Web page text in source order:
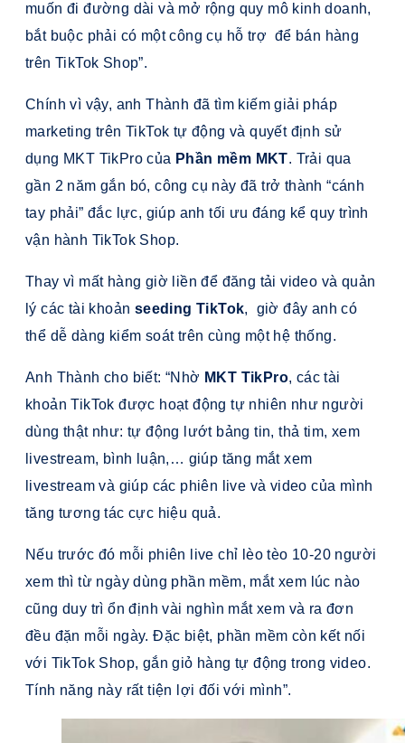
muốn đi đường dài và mở rộng quy mô kinh doanh,
bắt buộc phải có một công cụ hỗ trợ để bán hàng
trên TikTok Shop”.
Chính vì vậy, anh Thành đã tìm kiếm giải pháp
marketing trên TikTok tự động và quyết định sử
dụng MKT TikPro của Phần mềm MKT. Trải qua
gần 2 năm gắn bó, công cụ này đã trở thành “cánh
tay phải” đắc lực, giúp anh tối ưu đáng kể quy trình
vận hành TikTok Shop.
Thay vì mất hàng giờ liền để đăng tải video và quản
lý các tài khoản seeding TikTok, giờ đây anh có
thể dễ dàng kiểm soát trên cùng một hệ thống.
Anh Thành cho biết: “Nhờ MKT TikPro, các tài
khoản TikTok được hoạt động tự nhiên như người
dùng thật như: tự động lướt bảng tin, thả tim, xem
livestream, bình luận,… giúp tăng mắt xem
livestream và giúp các phiên live và video của mình
tăng tương tác cực hiệu quả.
Nếu trước đó mỗi phiên live chỉ lèo tèo 10-20 người
xem thì từ ngày dùng phần mềm, mắt xem lúc nào
cũng duy trì ổn định vài nghìn mắt xem và ra đơn
đều đặn mỗi ngày. Đặc biệt, phần mềm còn kết nối
với TikTok Shop, gắn giỏ hàng tự động trong video.
Tính năng này rất tiện lợi đối với mình”.